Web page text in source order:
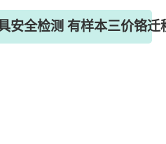
安全检测 有样本三价铬迁